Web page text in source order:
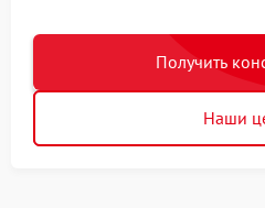
Получить
Наши